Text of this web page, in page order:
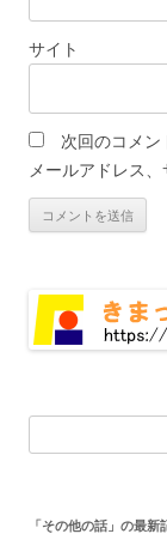
サイト
次回のコメン
メールアドレス、
索:
「その他の話」の最新